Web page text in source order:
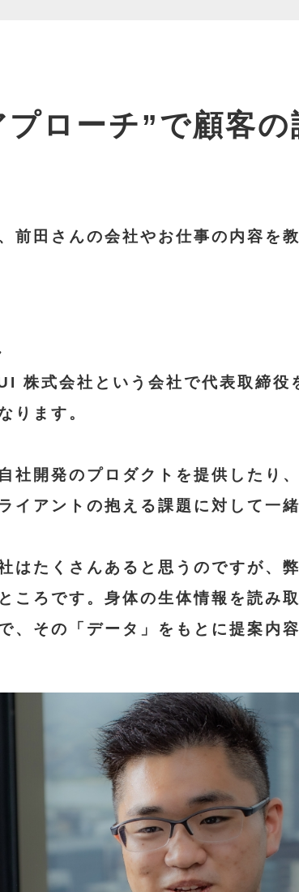
ローチ”で顧客
前田さんの会社やお仕事の内容を
株式会社という会社で代表取締
なります。
社開発のプロダクトを提供したり
イアントの抱える課題に対して一
はたくさんあると思うのですが、
ころです。身体の生体情報を読み
、その「データ」をもとに提案内